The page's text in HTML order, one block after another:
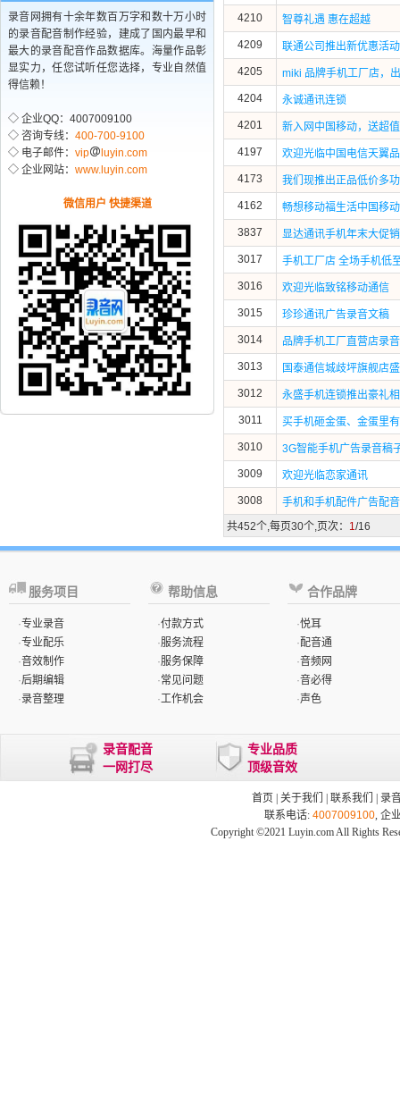
录音网拥有十余年数百万字和数十万小时
的录音配音制作经验，建成了国内最早和
最大的录音配音作品数据库。海量作品彰
显实力，任您试听任您选择，专业自然值
得信赖！
◇ 企业QQ：4007009100
◇ 咨询专线： 400-700-9100
◇ 电子邮件： vip
luyin.com
◇ 企业网站： www.luyin.com
微信用户 快捷渠道
4210
智尊礼遇 惠在超越
4209
联通公司推出新优惠活
4205
miki 品牌手机工厂店，
4204
永诚通讯连锁
4201
新入网中国移动，送超
4197
欢迎光临中国电信天翼
4173
我们现推出正品低价多
4162
畅想移动福生活中国移
3837
显达通讯手机年末大促销
3017
手机工厂店 全场手机低
3016
欢迎光临致铭移动通信
3015
珍珍通讯广告录音文稿
3014
品牌手机工厂直营店录
3013
国泰通信城歧坪旗舰店
3012
永盛手机连锁推出豪礼
3011
买手机砸金蛋、金蛋里
3010
3G智能手机广告录音稿
3009
欢迎光临恋家通讯
3008
手机和手机配件广告配
共452个,每页30个,页次： 1/16
服务项目
·专业录音
·专业配乐
·音效制作
·后期编辑
·录音整理
帮助信息
·付款方式
·服务流程
·服务保障
·常见问题
·工作机会
合作品牌
·悦耳
·配音通
·音频网
·音必得
·声色
录音配音
一网打尽
专业品质
顶级音效
首页 关于我们 联系我们
录
联系电话: 4007009100, 企
Copyright ©2021 Luyin.com All Rights